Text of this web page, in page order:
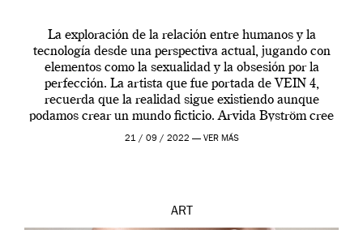
La exploración de la relación entre humanos y la
tecnología desde una perspectiva actual, jugando con
elementos como la sexualidad y la obsesión por la
perfección. La artista que fue portada de VEIN 4,
recuerda que la realidad sigue existiendo aunque
podamos crear un mundo ficticio. Arvida Byström cree
que los humanos tienen un complejo […]
21 / 09 / 2022 — VER MÁS
ART